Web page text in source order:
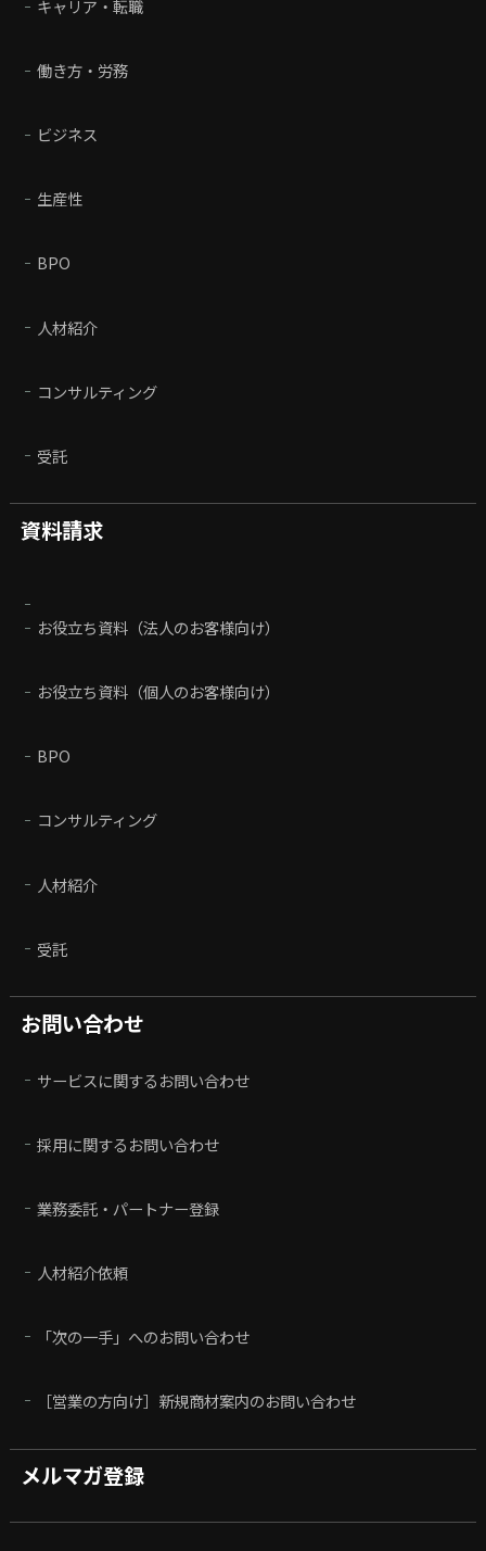
キャリア・転職
働き方・労務
ビジネス
生産性
BPO
人材紹介
コンサルティング
受託
資料請求
お役立ち資料（法人のお客様向け）
お役立ち資料（個人のお客様向け）
BPO
コンサルティング
人材紹介
受託
お問い合わせ
サービスに関するお問い合わせ
採用に関するお問い合わせ
業務委託・パートナー登録
人材紹介依頼
「次の一手」へのお問い合わせ
［営業の方向け］新規商材案内のお問い合わせ
メルマガ登録